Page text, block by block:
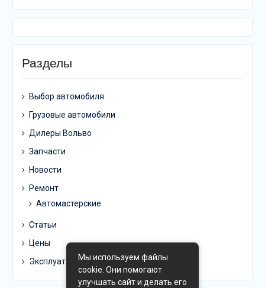
Разделы
Выбор автомобиля
Грузовые автомобили
Дилеры Вольво
Запчасти
Новости
Ремонт
Автомастерские
Статьи
Цены
ЭксплуатацияМы используем файлы
cookie. Они помогают
улучшать сайт и делать его